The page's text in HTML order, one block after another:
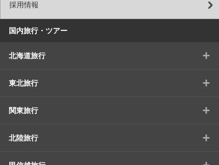
採用情報
国内旅行・ツアー
北海道旅行 +
東北旅行 +
関東旅行 +
北陸旅行 +